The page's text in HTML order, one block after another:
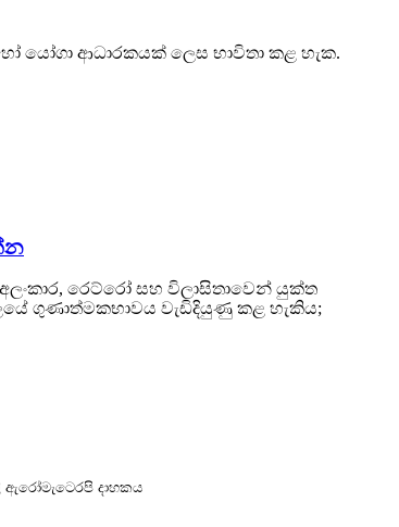
යෝගා ආධාරකයක් ලෙස භාවිතා කළ හැක.
රෙට්රෝ සහ විලාසිතාවෙන් යුක්ත
ගුණාත්මකභාවය වැඩිදියුණු කළ හැකිය;
ඇරෝමැටෙරපි දාහකය